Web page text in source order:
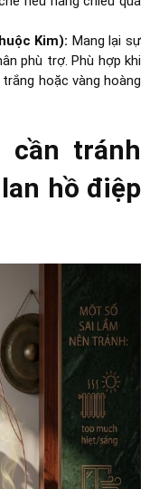
Kim): Mang lại sự
phù trợ. Phù hợp khi
hoặc vàng hoàng
cần tránh
hồ điệp